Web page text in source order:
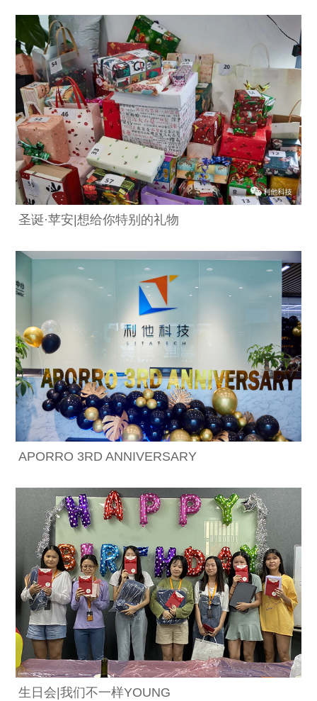
圣诞·苹安|想给你特别的礼物
APORRO 3RD ANNIVERSARY
生日会|我们不一样YOUNG